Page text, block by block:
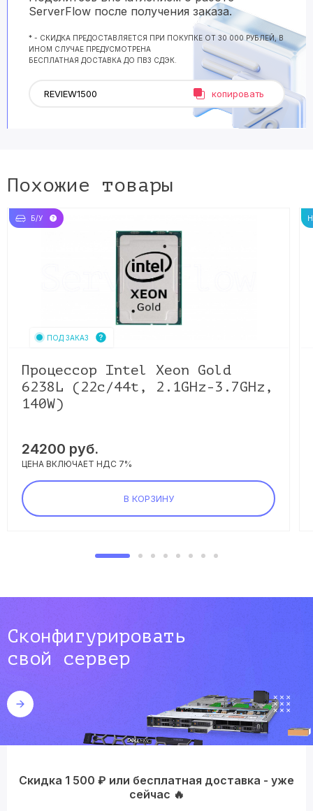
ServerFlow после получения заказа.
* - СКИДКА ПРЕДОСТАВЛЯЕТСЯ ПРИ ПОКУПКЕ ОТ 30 000 РУБЛЕЙ, В
ИНОМ СЛУЧАЕ ПРЕДУСМОТРЕНА
БЕСПЛАТНАЯ ДОСТАВКА ДО ПВЗ СДЭК.
копировать
Похожие товары
Б/У
ПОД ЗАКАЗ
Процессор Intel Xeon Gold
6238L (22c/44t, 2.1GHz-3.7GHz,
140W)
24200 руб.
ЦЕНА ВКЛЮЧАЕТ НДС 7%
В КОРЗИНУ
Сконфигурировать
свой сервер
Скидка 1 500 ₽ или бесплатная доставка - уже
сейчас 🔥